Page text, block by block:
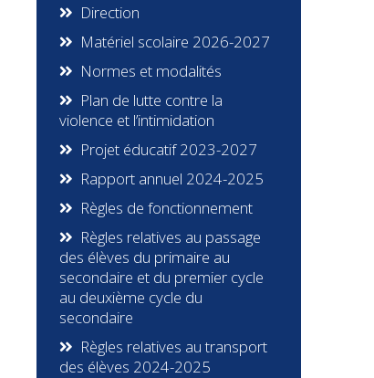
Direction
Matériel scolaire 2026-2027
Normes et modalités
Plan de lutte contre la
violence et l’intimidation
Projet éducatif 2023-2027
Rapport annuel 2024-2025
Règles de fonctionnement
Règles relatives au passage
des élèves du primaire au
secondaire et du premier cycle
au deuxième cycle du
secondaire
Règles relatives au transport
des élèves 2024-2025